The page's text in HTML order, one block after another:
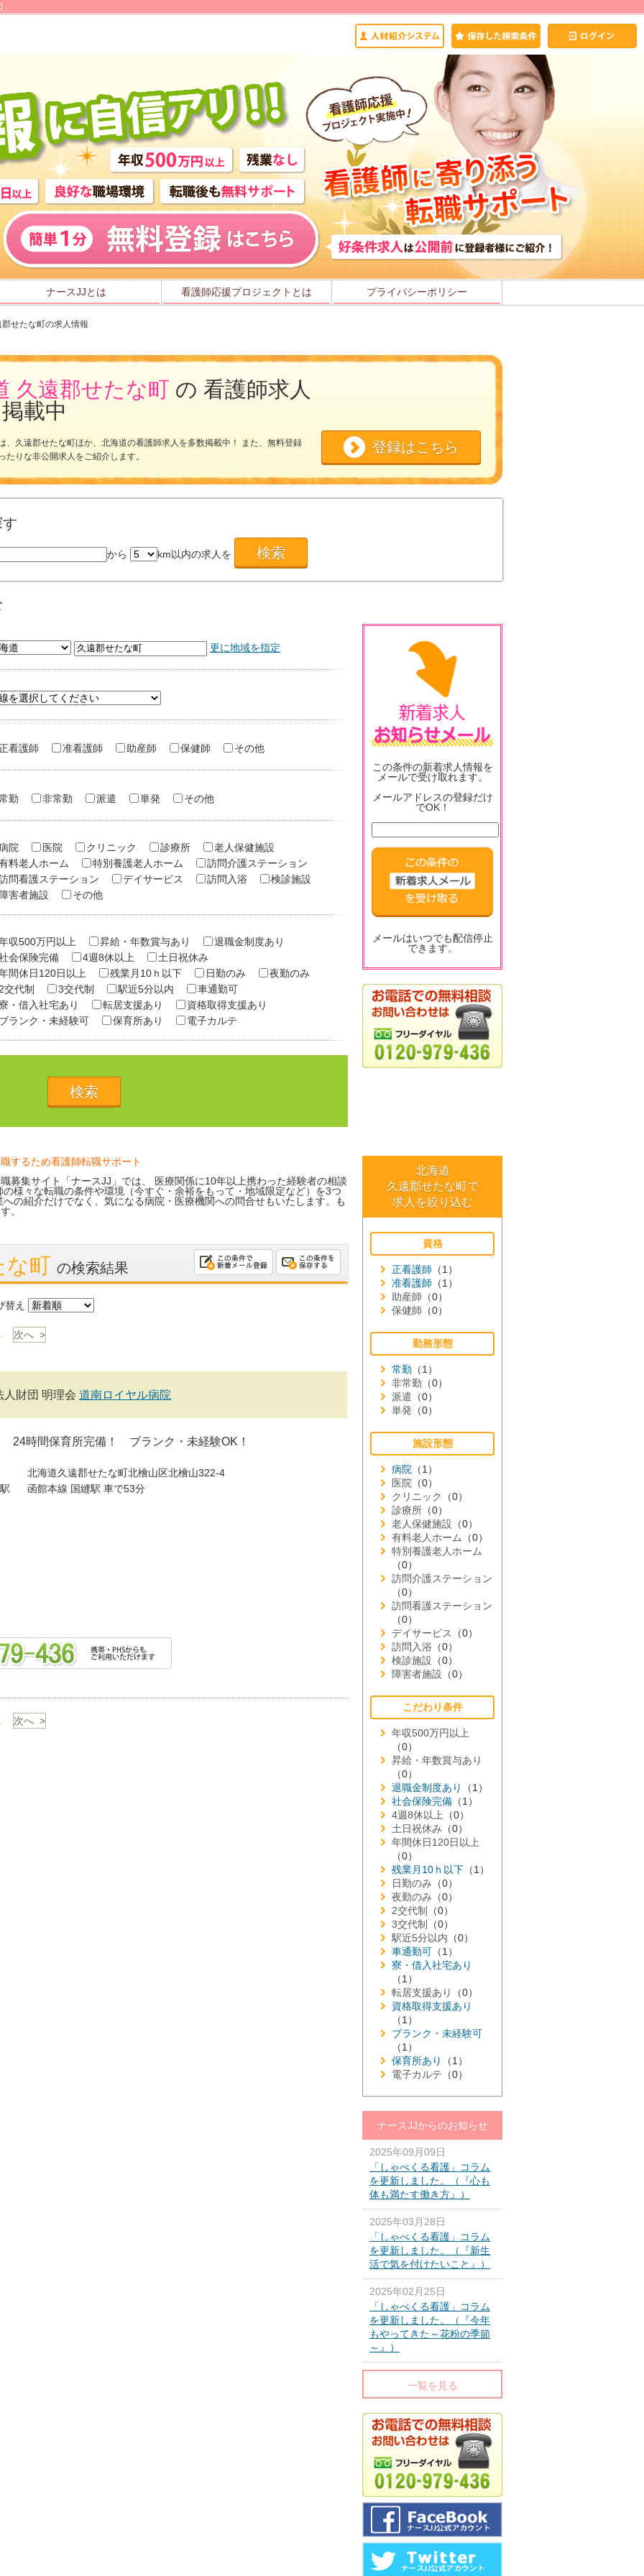
ナースJJとは 看護師応援プロジェクトとは プライバシーポリシー
郡せたな町の求人情報
久遠郡せたな町 の 看護師求人
載中
、久遠郡せたな町ほか、北海道の看護師求人を多数掲載中！ また、無料登録
たりな非公開求人をご紹介します。
登録はこちら
から km以内の求人を
更に地域を指定
看護師 准看護師 助産師 保健師 その他
勤 非常勤 派遣 単発 その他
院 医院 クリニック 診療所
老人保健施設
料老人ホーム
特別養護老人ホーム
訪問介護ステーション
問看護ステーション
デイサービス 訪問入浴
検診施設
害者施設
その他
収500万円以上 昇給・年数賞与あり
退職金制度あり
会保険完備
4週8休以上
土日祝休み
間休日120日以上
残業月10ｈ以下 日勤のみ
夜勤のみ
交代制
3交代制 駅近5分以内
車通勤可
・借入社宅あり
転居支援あり
資格取得支援あり
ランク・未経験可
保育所あり 電子カルテ
この条件の新着求人情報を
メールで受け取れます。
メールアドレスの登録だけ
でOK！
メールはいつでも配信停止
できます。
するため看護師転職サポート
募集サイト「ナースJJ」では、 医療関係に10年以上携わった経験者の相談
様々な転職の条件や環境（今すぐ・余裕をもって・地域限定など）を3つ
の紹介だけでなく、気になる病院・医療機関への問合せもいたします。も
。
な町 の検索結果
え
次へ >
人財団 明理会 道南ロイヤル病院
24時間保育所完備！ ブランク・未経験OK！
北海道久遠郡せたな町北檜山区北檜山322-4
函館本線 国縫駅 車で53分
次へ >
北海道
久遠郡せたな町で
求人を絞り込む
資格
正看護師 （1）
准看護師 （1）
助産師 （0）
保健師 （0）
勤務形態
常勤 （1）
非常勤 （0）
派遣 （0）
単発 （0）
施設形態
病院 （1）
医院 （0）
クリニック
（0）
診療所 （0）
老人保健施設 （0）
有料老人ホーム
（0）
特別養護老人ホーム
（0）
訪問介護ステーション
（0）
訪問看護ステーション
（0）
デイサービス
（0）
訪問入浴 （0）
検診施設 （0）
障害者施設 （0）
こだわり条件
年収500万円以上
（0）
昇給・年数賞与あり
（0）
退職金制度あり
（1）
社会保険完備 （1）
4週8休以上
（0）
土日祝休み （0）
年間休日120日以上
（0）
残業月10ｈ以下 （1）
日勤のみ （0）
夜勤のみ （0）
2交代制
（0）
3交代制
（0）
駅近5分以内 （0）
車通勤可 （1）
寮・借入社宅あり
（1）
転居支援あり
（0）
資格取得支援あり
（1）
ブランク・未経験可
（1）
保育所あり
（1）
電子カルテ （0）
ナースJJからのお知らせ
2025年09月09日
「しゃべくる看護」コラム
を更新しました。（『心も
体も満たす働き方』）
2025年03月28日
「しゃべくる看護」コラム
を更新しました。（『新生
活で気を付けたいこと』）
2025年02月25日
「しゃべくる看護」コラム
を更新しました。（『今年
もやってきた～花粉の季節
～』）
一覧を見る